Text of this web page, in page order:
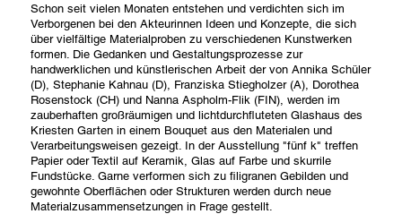
Schon seit vielen Monaten entstehen und verdichten sich im
Verborgenen bei den Akteurinnen Ideen und Konzepte, die sich
über vielfältige Materialproben zu verschiedenen Kunstwerken
formen. Die Gedanken und Gestaltungsprozesse zur
handwerklichen und künstlerischen Arbeit der von Annika Schüler
(D), Stephanie Kahnau (D), Franziska Stiegholzer (A), Dorothea
Rosenstock (CH) und Nanna Aspholm-Flik (FIN), werden im
zauberhaften großräumigen und lichtdurchfluteten Glashaus des
Kriesten Garten in einem Bouquet aus den Materialen und
Verarbeitungsweisen gezeigt. In der Ausstellung "fünf k" treffen
Papier oder Textil auf Keramik, Glas auf Farbe und skurrile
Fundstücke. Garne verformen sich zu filigranen Gebilden und
gewohnte Oberflächen oder Strukturen werden durch neue
Materialzusammensetzungen in Frage gestellt.